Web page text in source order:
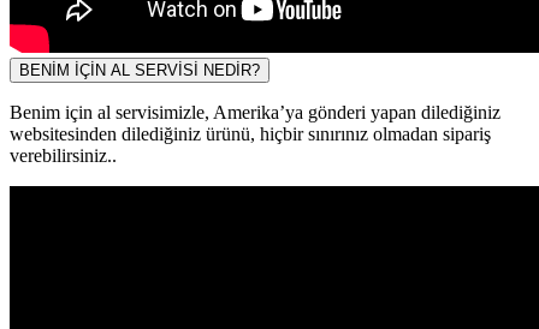
BENİM İÇİN AL SERVİSİ NEDİR?
Benim için al servisimizle, Amerika’ya gönderi yapan dilediğiniz
websitesinden dilediğiniz ürünü, hiçbir sınırınız olmadan sipariş
verebilirsiniz..